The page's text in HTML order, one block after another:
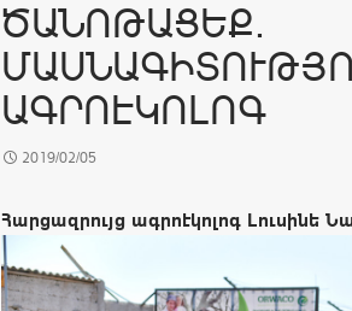
ԾԱՆՈԹԱՑԵՔ.
ԱԳՐՈԷԿՈԼՈԳ
2019/02/05
Հարցազրույց ագրոէկոլոգ Լուսինե